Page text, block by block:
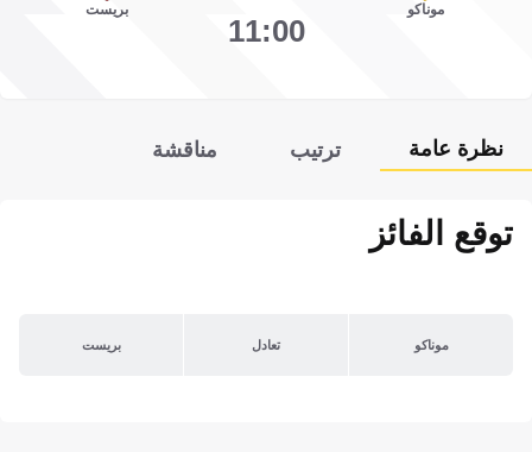
موناكو
11:00
بريست
نظرة عامة ترتيب مناقشة
توقع الفائز
موناكو تعادل بريست